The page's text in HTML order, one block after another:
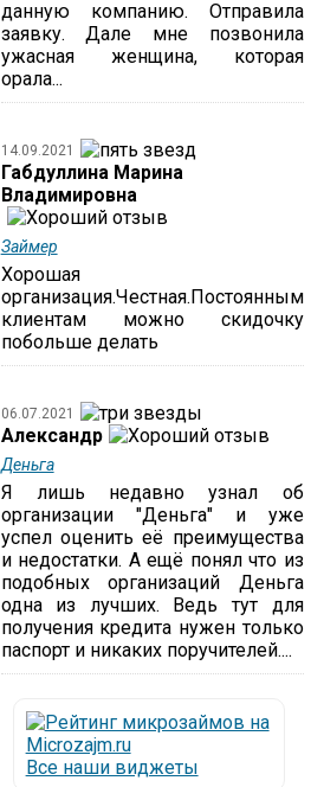
данную компанию. Отправила
заявку. Дале мне позвонила
ужасная женщина, которая
орала...
14.09.2021
Габдуллина Марина
Владимировна
Займер
Хорошая
организация.Честная.Постоянным
клиентам можно скидочку
побольше делать
06.07.2021
Александр
Деньга
Я лишь недавно узнал об
организации "Деньга" и уже
успел оценить её преимущества
и недостатки. А ещё понял что из
подобных организаций Деньга
одна из лучших. Ведь тут для
получения кредита нужен только
паспорт и никаких поручителей....
Все наши виджеты